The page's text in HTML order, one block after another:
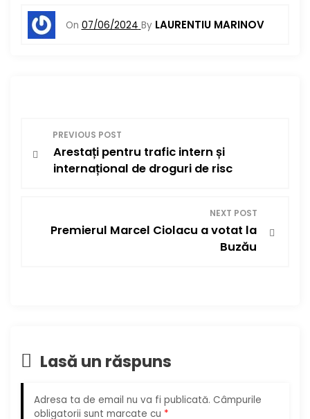
On 07/06/2024 By LAURENTIU MARINOV
a
î
PREVIOUS POST
Arestați pentru trafic intern și
internațional de droguri de risc
NEXT POST
Premierul Marcel Ciolacu a votat la
Buzău
Lasă un răspuns
Adresa ta de email nu va fi publicată. Câmpurile
obligatorii sunt marcate cu *